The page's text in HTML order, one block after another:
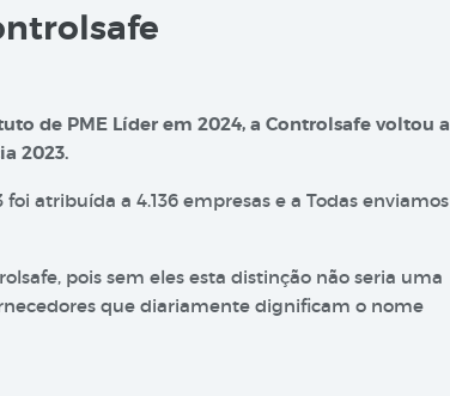
de PME Líder em 2024, a Controlsafe voltou a
2023.
atribuída a 4.136 empresas e a Todas enviamos
pois sem eles esta distinção não seria uma
que diariamente dignificam o nome